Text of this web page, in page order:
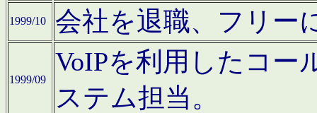
1999/10 会社を退職、フリー
1999/09
VoIPを利用したコー
ステム担当。